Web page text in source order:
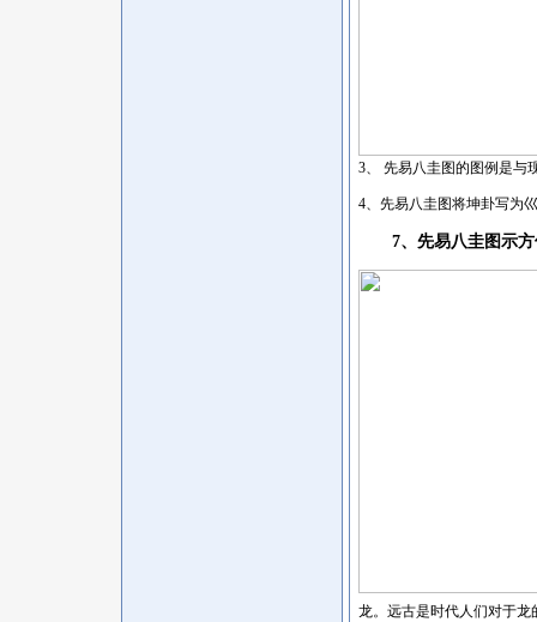
3、 先易八圭图的图例是与
4、先易八圭图将坤卦写为
7、先易八圭图示
龙。远古是时代人们对于